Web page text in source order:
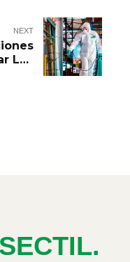
NEXT
Los